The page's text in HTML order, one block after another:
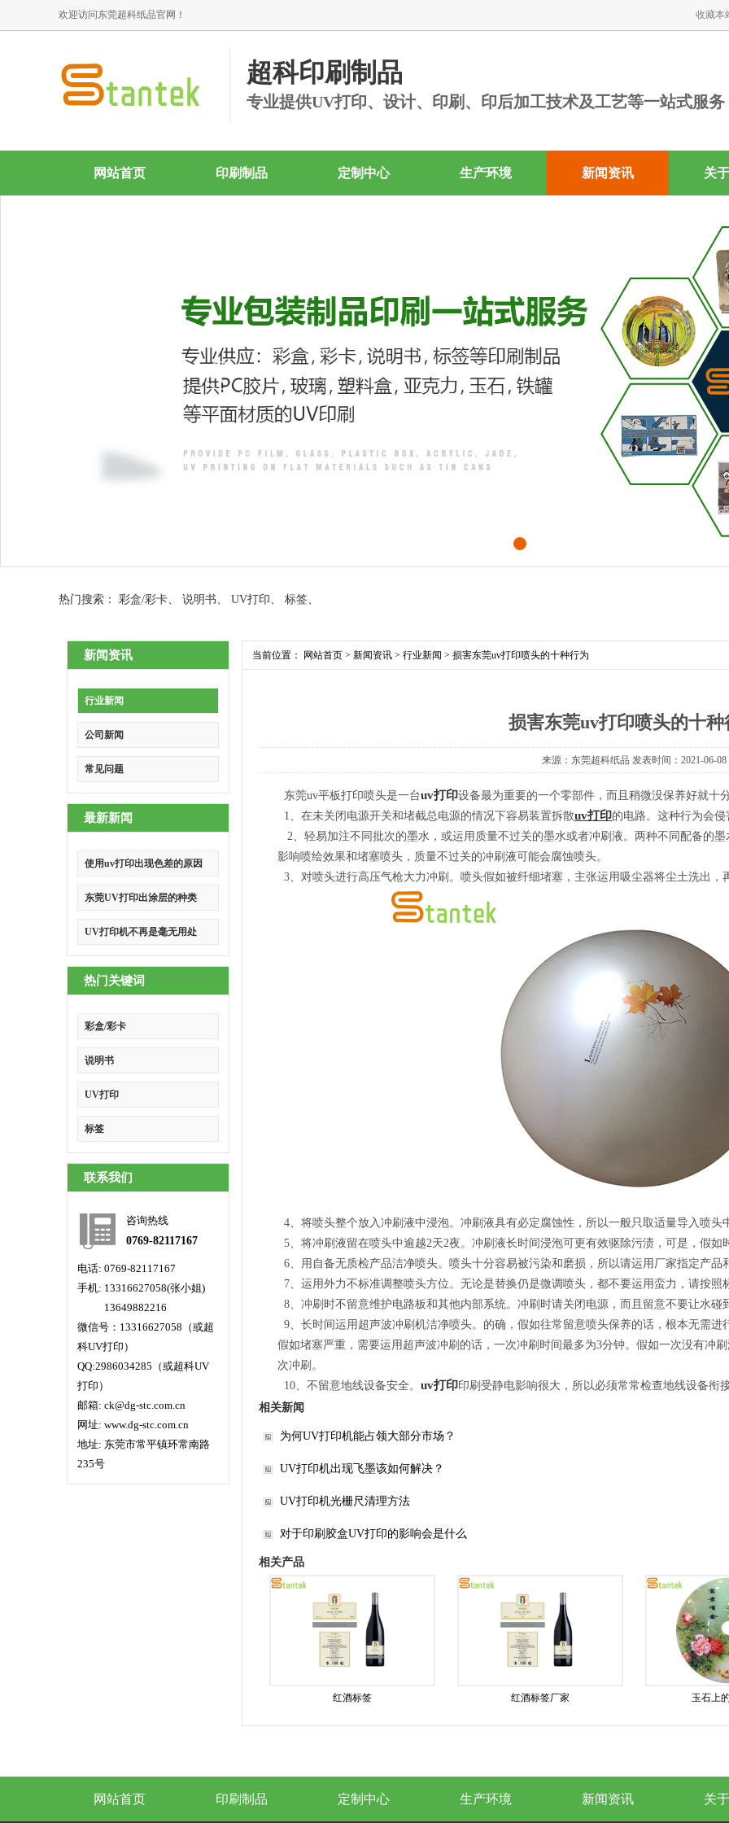
欢迎访问东莞超科纸品官网！ 收藏本
超科印刷制品
专业提供UV打印、设计、印刷、印后加工技术及工艺等一站式服务
网站首页 印刷制品 定制中心 生产环境 新闻资讯 关
热门搜索： 彩盒/彩卡、 说明书、 UV打印、 标签、
新闻资讯
行业新闻
公司新闻
常见问题
最新新闻
使用uv打印出现色差的原因
东莞UV打印出涂层的种类
UV打印机不再是毫无用处
热门关键词
彩盒/彩卡
说明书
UV打印
标签
联系我们
咨询热线
0769-82117167
电话: 0769-82117167
手机: 13316627058(张小姐)
13649882216
微信号：13316627058（或超
科UV打印）
QQ:2986034285（或超科UV
打印）
邮箱: ck@dg-stc.com.cn
网址: www.dg-stc.com.cn
地址: 东莞市常平镇环常南路
235号
当前位置： 网站首页 > 新闻资讯 > 行业新闻 > 损害东莞uv打印喷头的十种行为
损害东莞uv打印喷头的十种
来源：东莞超科纸品 发表时间：2021-06-08
东莞uv平板打印喷头是一台uv打印设备最为重要的一个零部件，而且稍微没保养好就十
1、在未关闭电源开关和堵截总电源的情况下容易装置拆散uv打印的电路。这种行为会
2、轻易加注不同批次的墨水，或运用质量不过关的墨水或者冲刷液。两种不同配备的
影响喷绘效果和堵塞喷头，质量不过关的冲刷液可能会腐蚀喷头。
3、对喷头进行高压气枪大力冲刷。喷头假如被纤细堵塞，主张运用吸尘器将尘土洗出
4、将喷头整个放入冲刷液中浸泡。冲刷液具有必定腐蚀性，所以一般只取适量导入喷头
5、将冲刷液留在喷头中逾越2天2夜。冲刷液长时间浸泡可更有效驱除污渍，可是，假
6、用自备无质检产品洁净喷头。喷头十分容易被污染和磨损，所以请运用厂家指定产品
7、运用外力不标准调整喷头方位。无论是替换仍是微调喷头，都不要运用蛮力，请按
8、冲刷时不留意维护电路板和其他内部系统。冲刷时请关闭电源，而且留意不要让水
9、长时间运用超声波冲刷机洁净喷头。的确，假如往常留意喷头保养的话，根本无需
假如堵塞严重，需要运用超声波冲刷的话，一次冲刷时间最多为3分钟。假如一次没有冲
次冲刷。
10、不留意地线设备安全。uv打印印刷受静电影响很大，所以必须常常检查地线设备衔
相关新闻
为何UV打印机能占领大部分市场？
UV打印机出现飞墨该如何解决？
UV打印机光栅尺清理方法
对于印刷胶盒UV打印的影响会是什么
相关产品
红酒标签 红酒标签厂家 玉石上
网站首页 印刷制品 定制中心 生产环境 新闻资讯 关